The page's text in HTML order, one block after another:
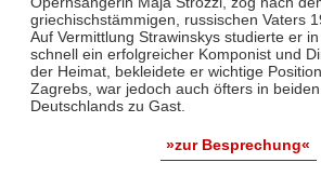
griechischstämmigen, russischen Vaters
Auf Vermittlung Strawinskys studierte er
schnell ein erfolgreicher Komponist und
der Heimat, bekleidete er wichtige
Zagrebs, war jedoch auch öfters in beiden
Deutschlands zu Gast.
»zur Besprechung«